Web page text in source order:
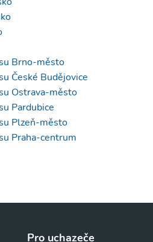
Brno-město
České Budějovice
Ostrava-město
Pardubice
Plzeň-město
Praha-centrum
Pro uchazeče